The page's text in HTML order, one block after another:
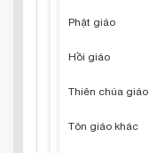
Phật giáo
Hồi giáo
Thiên chúa giáo
Tôn giáo khác